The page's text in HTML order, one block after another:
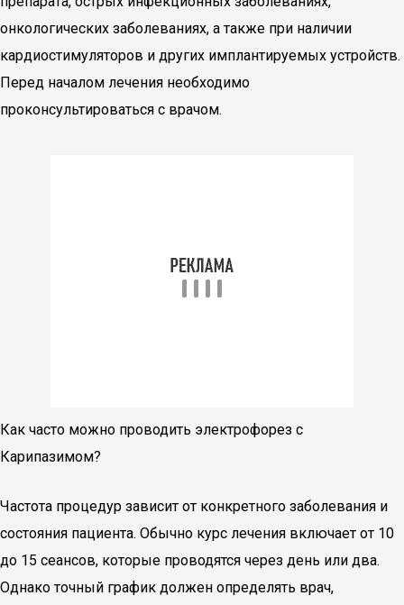
онкологических заболеваниях, а также при наличии
кардиостимуляторов и других имплантируемых устройств.
Перед началом лечения необходимо
проконсультироваться с врачом.
Как часто можно проводить электрофорез с
Карипазимом?
Частота процедур зависит от конкретного заболевания и
состояния пациента. Обычно курс лечения включает от 10
до 15 сеансов, которые проводятся через день или два.
Однако точный график должен определять врач,